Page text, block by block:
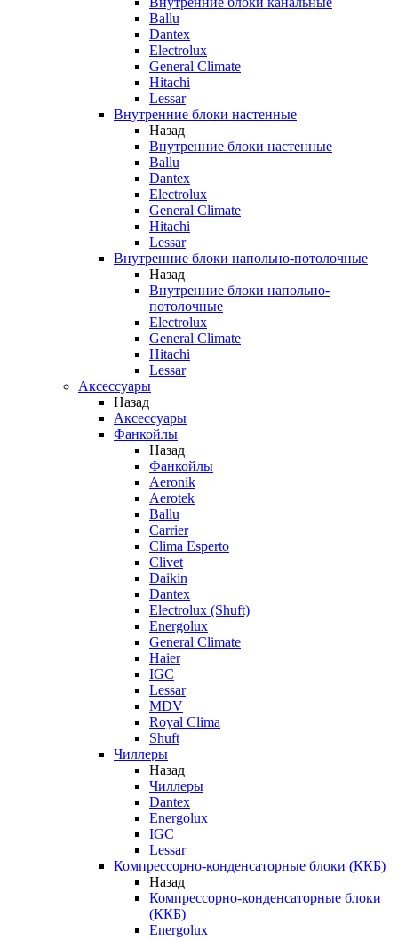
Ballu
Dantex
Electrolux
General Climate
Hitachi
Lessar
Внутренние блоки настенные
Назад
Внутренние блоки настенные
Ballu
Dantex
Electrolux
General Climate
Hitachi
Lessar
Внутренние блоки напольно-потолочные
Назад
Внутренние блоки напольно-
потолочные
Electrolux
General Climate
Hitachi
Lessar
Аксессуары
Назад
Аксессуары
Фанкойлы
Назад
Фанкойлы
Aeronik
Aerotek
Ballu
Carrier
Clima Esperto
Clivet
Daikin
Dantex
Electrolux (Shuft)
Energolux
General Climate
Haier
IGC
Lessar
MDV
Royal Clima
Shuft
Чиллеры
Назад
Чиллеры
Dantex
Energolux
IGC
Lessar
Компрессорно-конденсаторные блоки (ККБ)
Назад
Компрессорно-конденсаторные блоки
(ККБ)
Energolux